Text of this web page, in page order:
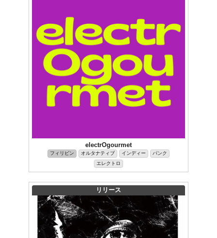
electrOgourmet
フィリピン オルタナティブ インディー
パンク
エレクトロ
リリース